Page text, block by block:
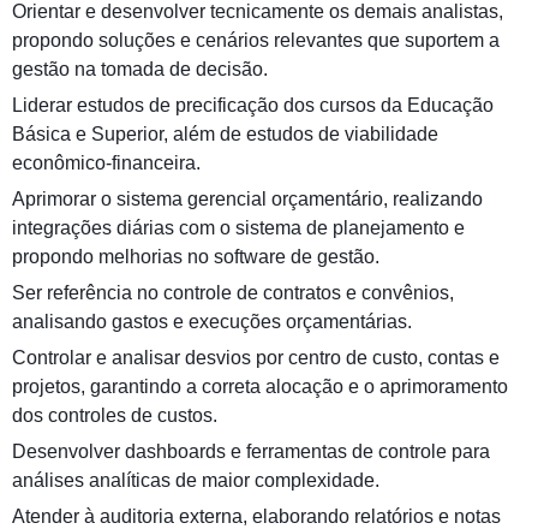
Orientar e desenvolver tecnicamente os demais analistas,
propondo soluções e cenários relevantes que suportem a
gestão na tomada de decisão.
Liderar estudos de precificação dos cursos da Educação
Básica e Superior, além de estudos de viabilidade
econômico-financeira.
Aprimorar o sistema gerencial orçamentário, realizando
integrações diárias com o sistema de planejamento e
propondo melhorias no software de gestão.
Ser referência no controle de contratos e convênios,
analisando gastos e execuções orçamentárias.
Controlar e analisar desvios por centro de custo, contas e
projetos, garantindo a correta alocação e o aprimoramento
dos controles de custos.
Desenvolver dashboards e ferramentas de controle para
análises analíticas de maior complexidade.
Atender à auditoria externa, elaborando relatórios e notas